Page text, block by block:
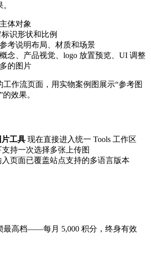
体对象
识形状和比例
考说明布局、材质和场景
念、产品视觉、logo 放置预览、UI 调整
的图片
作流页面，用实物案例图展示“参考图
效果。
片工具 现在直接进入统一 Tools 工作区
支持一次选择多张上传图
入页面已覆盖站点支持的多语言版本
最高档——每月 5,000 积分，终身有效